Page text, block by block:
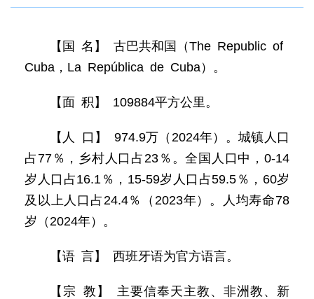
【国 名】 古巴共和国（The Republic of
Cuba，La República de Cuba）。
【面 积】 109884平方公里。
【人 口】 974.9万（2024年）。城镇人口
占77％，乡村人口占23％。全国人口中，0-14
岁人口占16.1％，15-59岁人口占59.5％，60岁
及以上人口占24.4％（2023年）。人均寿命78
岁（2024年）。
【语 言】 西班牙语为官方语言。
【宗 教】 主要信奉天主教、非洲教、新